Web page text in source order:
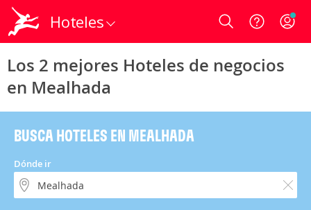
Hoteles Login
Los 2 mejores Hoteles de negocios
en Mealhada
BUSCA HOTELES EN MEALHADA
Dónde ir